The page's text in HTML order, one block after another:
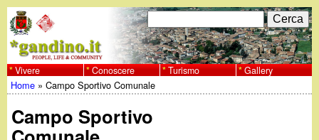
al
contenuto
principale
w
w
F
o
r
m
C
e
r
c
a
Vivere Conoscere Turismo Gallery
Tu
sei
Home »Campo Sportivo Comunale
Campo Sportivo